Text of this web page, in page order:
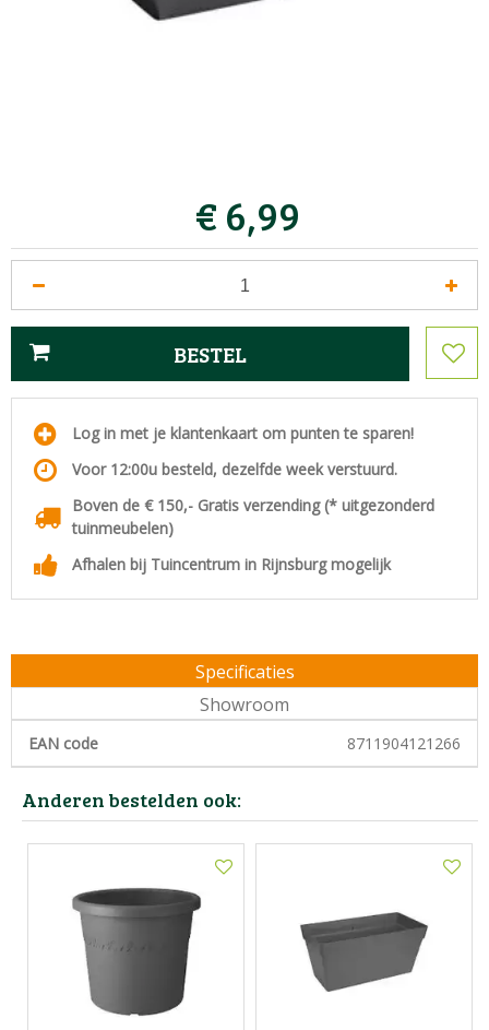
€ 6,99
Log in met je klantenkaart om punten te sparen!
Voor 12:00u besteld, dezelfde week verstuurd.
Boven de € 150,- Gratis verzending (* uitgezonderd
tuinmeubelen)
Afhalen bij Tuincentrum in Rijnsburg mogelijk
Specificaties
Showroom
EAN code 8711904121266
Anderen bestelden ook: